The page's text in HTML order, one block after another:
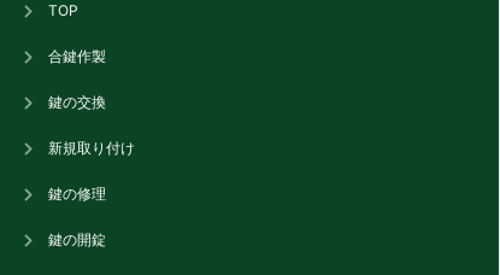
TOP
合鍵作製
鍵の交換
新規取り付け
鍵の修理
鍵の開錠